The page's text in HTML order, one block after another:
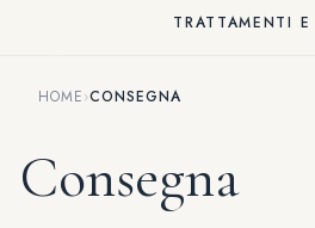
TRATTAMENTI E
HOME›CONSEGNA
Consegna